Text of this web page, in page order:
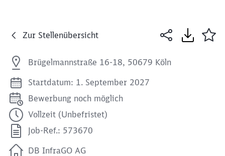
Zur Stellenübersicht
Brügelmannstraße 16-18, 50679 Köln
Startdatum: 1. September 2027
Bewerbung noch möglich
Vollzeit (Unbefristet)
Job-Ref.: 573670
DB InfraGO AG